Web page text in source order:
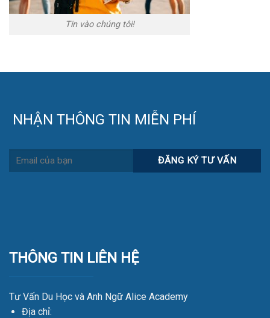
Tin vào chúng tôi!
NHẬN THÔNG TIN MIỄN PHÍ
THÔNG TIN LIÊN HỆ
Tư Vấn Du Học và Anh Ngữ Alice Academy
Địa chỉ: